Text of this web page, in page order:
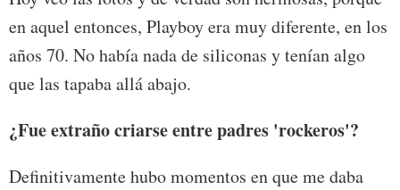
en aquel entonces, Playboy era muy diferente, en los
años 70. No había nada de siliconas y tenían algo
que las tapaba allá abajo.
¿Fue extraño criarse entre padres 'rockeros'?
Definitivamente hubo momentos en que me daba